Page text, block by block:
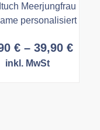
Meerjungfrau
personalisiert
€ – 39,90 €
inkl. MwSt